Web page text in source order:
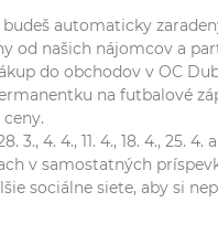
automaticky
od našich nájomcov a
do obchodov v OC
na futbalové
3., 4. 4., 11. 4., 18. 4., 25.
v samostatných
sociálne siete, aby si